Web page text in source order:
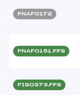
FNAF0172
FNAF0151.FFS
FIS0373.FFS